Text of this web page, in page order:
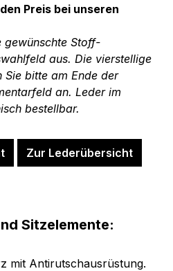
Preis bei unseren
gewünschte Stoff-
aus. Die vierstellige
Sie bitte am Ende der
an. Leder im
bestellbar.
Zur Lederübersicht
Sitzelemente:
mit Antirutschausrüstung.